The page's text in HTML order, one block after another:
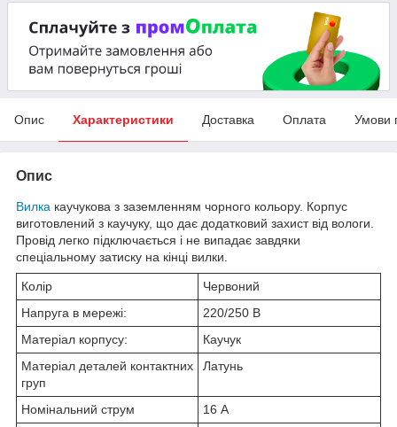
Опис Характеристики Доставка Оплата Умови
Опис
Вилка каучукова з заземленням чорного кольору. Корпус
виготовлений з каучуку, що дає додатковий захист від вологи.
Провід легко підключається і не випадає завдяки
спеціальному затиску на кінці вилки.
Колір
Червоний
Напруга в мережі:
220/250 В
Матеріал корпусу:
Каучук
Матеріал деталей контактних
груп
Латунь
Номінальний струм
16 А